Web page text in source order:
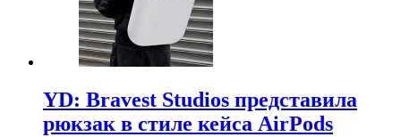
YD: Bravest Studios представила
рюкзак в стиле кейса AirPods